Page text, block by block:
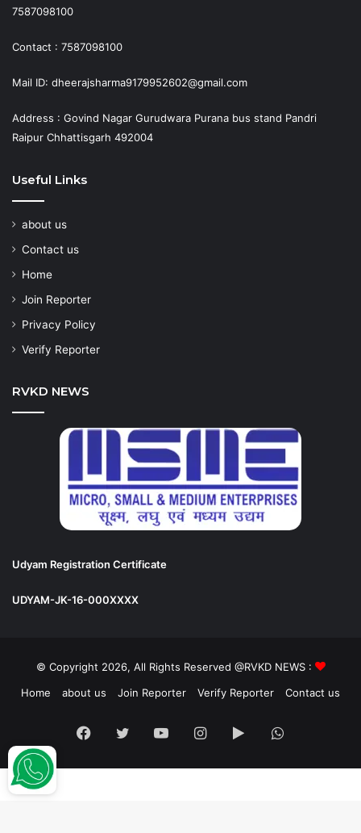
7587098100
Contact : 7587098100
Mail ID: dheerajsharma9179952602@gmail.com
Address : Govind Nagar Gurudwara Purana bus stand Pandri
Raipur Chhattisgarh 492004
Useful Links
about us
Contact us
Home
Join Reporter
Privacy Policy
Verify Reporter
RVKD NEWS
Udyam Registration Certificate
UDYAM-JK-16-000XXXX
© Copyright 2026, All Rights Reserved @RVKD NEWS :
Home
about us Join Reporter Verify Reporter Contact us
Facebook
TwitterYouTubeInstagram
Google
Play
WhatsApp